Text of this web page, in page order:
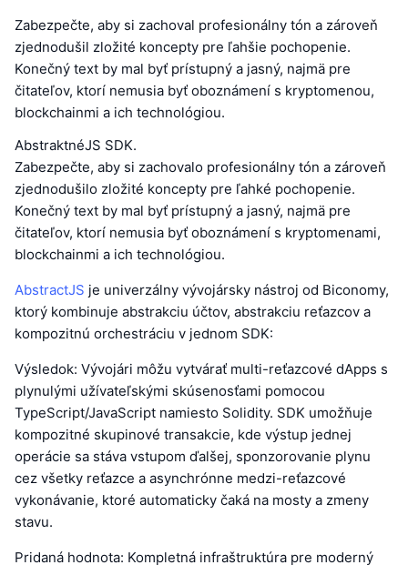
Zabezpečte, aby si zachoval profesionálny tón a zároveň
zjednodušil zložité koncepty pre ľahšie pochopenie.
Konečný text by mal byť prístupný a jasný, najmä pre
čitateľov, ktorí nemusia byť oboznámení s kryptomenou,
blockchainmi a ich technológiou.
AbstraktnéJS SDK.
Zabezpečte, aby si zachovalo profesionálny tón a zároveň
zjednodušilo zložité koncepty pre ľahké pochopenie.
Konečný text by mal byť prístupný a jasný, najmä pre
čitateľov, ktorí nemusia byť oboznámení s kryptomenami,
blockchainmi a ich technológiou.
AbstractJS je univerzálny vývojársky nástroj od Biconomy,
ktorý kombinuje abstrakciu účtov, abstrakciu reťazcov a
kompozitnú orchestráciu v jednom SDK:
Výsledok: Vývojári môžu vytvárať multi-reťazcové dApps s
plynulými užívateľskými skúsenosťami pomocou
TypeScript/JavaScript namiesto Solidity. SDK umožňuje
kompozitné skupinové transakcie, kde výstup jednej
operácie sa stáva vstupom ďalšej, sponzorovanie plynu
cez všetky reťazce a asynchrónne medzi-reťazcové
vykonávanie, ktoré automaticky čaká na mosty a zmeny
stavu.
Pridaná hodnota: Kompletná infraštruktúra pre moderný